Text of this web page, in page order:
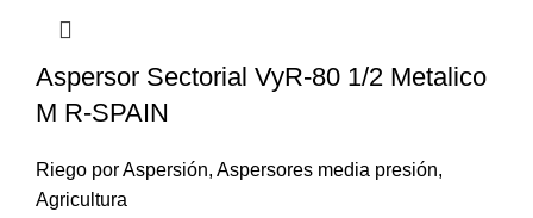
Aspersor Sectorial VyR-80 1/2 Metalico
M R-SPAIN
Riego por Aspersión, Aspersores media presión,
Agricultura